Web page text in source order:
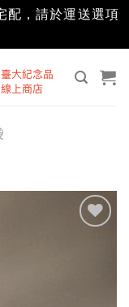
配，請於運送選項